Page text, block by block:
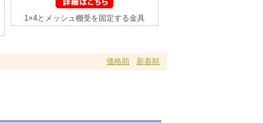
1×4とメッシュ棚受を固定する金具
価格順 新着順